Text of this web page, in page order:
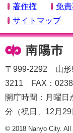
著作権 免
サイトマップ
〒999-2292 山形
3211 FAX：
開庁時間：月曜
分（祝日、12月29
© 2018 Nanyo City. All